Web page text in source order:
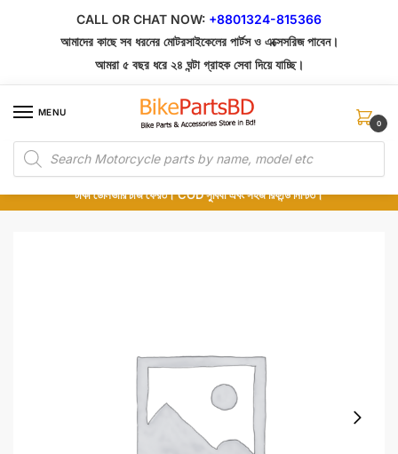
CALL OR CHAT NOW: +8801324-815366
আমাদের কাছে সব ধরনের মোটরসাইকেলের পার্টস ও এক্সেসরিজ পাবেন।
আমরা ৫ বছর ধরে ২৪ ঘন্টা গ্রাহক সেবা দিয়ে যাচ্ছি।
MENU
Products
search
0
১০০% অরিজিনাল পার্টস – শোরুম থেকে সরাসরি সংগ্রহ এবং শুধুমাত্র কুরিয়ার সার্ভিসে ডেলিভারি।
অর্ডার করার পর পার্টের ছবি দেখুন। পছন্দ হলে Cash on Delivery দিন, না হলে ৫ মিনিটে ১৯৯
টাকা ডেলিভারি চার্জ ফেরত। COD সুবিধা এবং সহজ রিফান্ড নিশ্চিত।